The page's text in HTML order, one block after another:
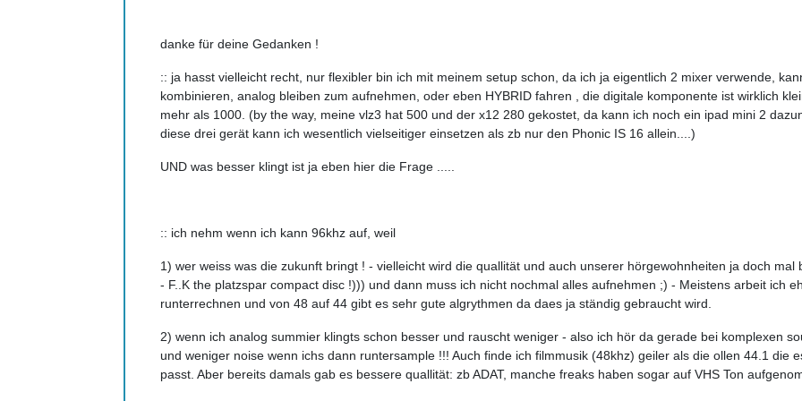
danke für deine Gedanken !
:: ja hasst vielleicht recht, nur flexibler bin ich mit meinem setup schon, da ich ja eigentlich 2 mixer verwende,
kombinieren, analog bleiben zum aufnehmen, oder eben HYBRID fahren , die digitale komponente ist wirklich
mehr als 1000. (by the way, meine vlz3 hat 500 und der x12 280 gekostet, da kann ich noch ein ipad mini 2
diese drei gerät kann ich wesentlich vielseitiger einsetzen als zb nur den Phonic IS 16 allein....)
UND was besser klingt ist ja eben hier die Frage .....
:: ich nehm wenn ich kann 96khz auf, weil
1) wer weiss was die zukunft bringt ! - vielleicht wird die quallität und auch unserer hörgewohnheiten ja doch
- F..K the platzspar compact disc !))) und dann muss ich nicht nochmal alles aufnehmen ;) - Meistens arbeit ich
runterrechnen und von 48 auf 44 gibt es sehr gute algrythmen da daes ja ständig gebraucht wird.
2) wenn ich analog summier klingts schon besser und rauscht weniger - also ich hör da gerade bei komplexen
und weniger noise wenn ichs dann runtersample !!! Auch finde ich filmmusik (48khz) geiler als die ollen 44.1 die
passt. Aber bereits damals gab es bessere quallität: zb ADAT, manche freaks haben sogar auf VHS Ton